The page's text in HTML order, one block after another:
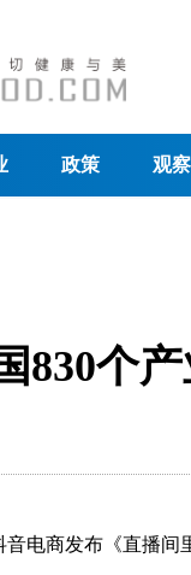
政策 观察
830个
音电商发布《直播